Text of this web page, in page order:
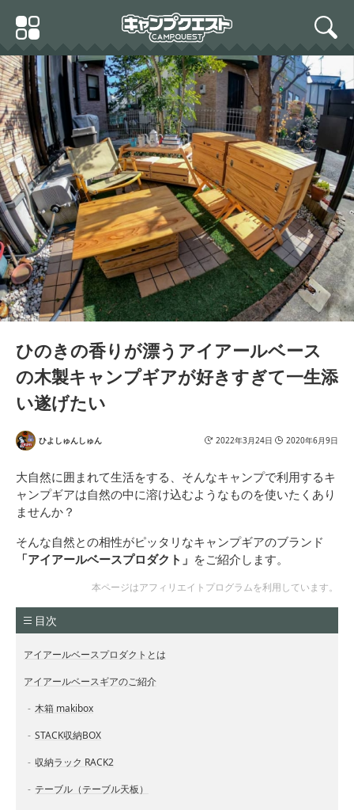
Primary
Menu
search
ひのきの香りが漂うアイアールベース
の木製キャンプギアが好きすぎて一生添
い遂げたい
ひよしゅんしゅん 2022年3月24日 2020年6月9日
大自然に囲まれて生活をする、そんなキャンプで利用するキ
ャンプギアは自然の中に溶け込むようなものを使いたくあり
ませんか？
そんな自然との相性がピッタリなキャンプギアのブランド
「アイアールベースプロダクト」 をご紹介します。
本ページはアフィリエイトプログラムを利用しています。
目次
アイアールベースプロダクトとは
アイアールベースギアのご紹介
木箱 makibox
STACK収納BOX
収納ラック RACK2
テーブル（テーブル天板）
i-Rbase（アイアールベー
ス） STACK 収納BOX fre
e-woodcover